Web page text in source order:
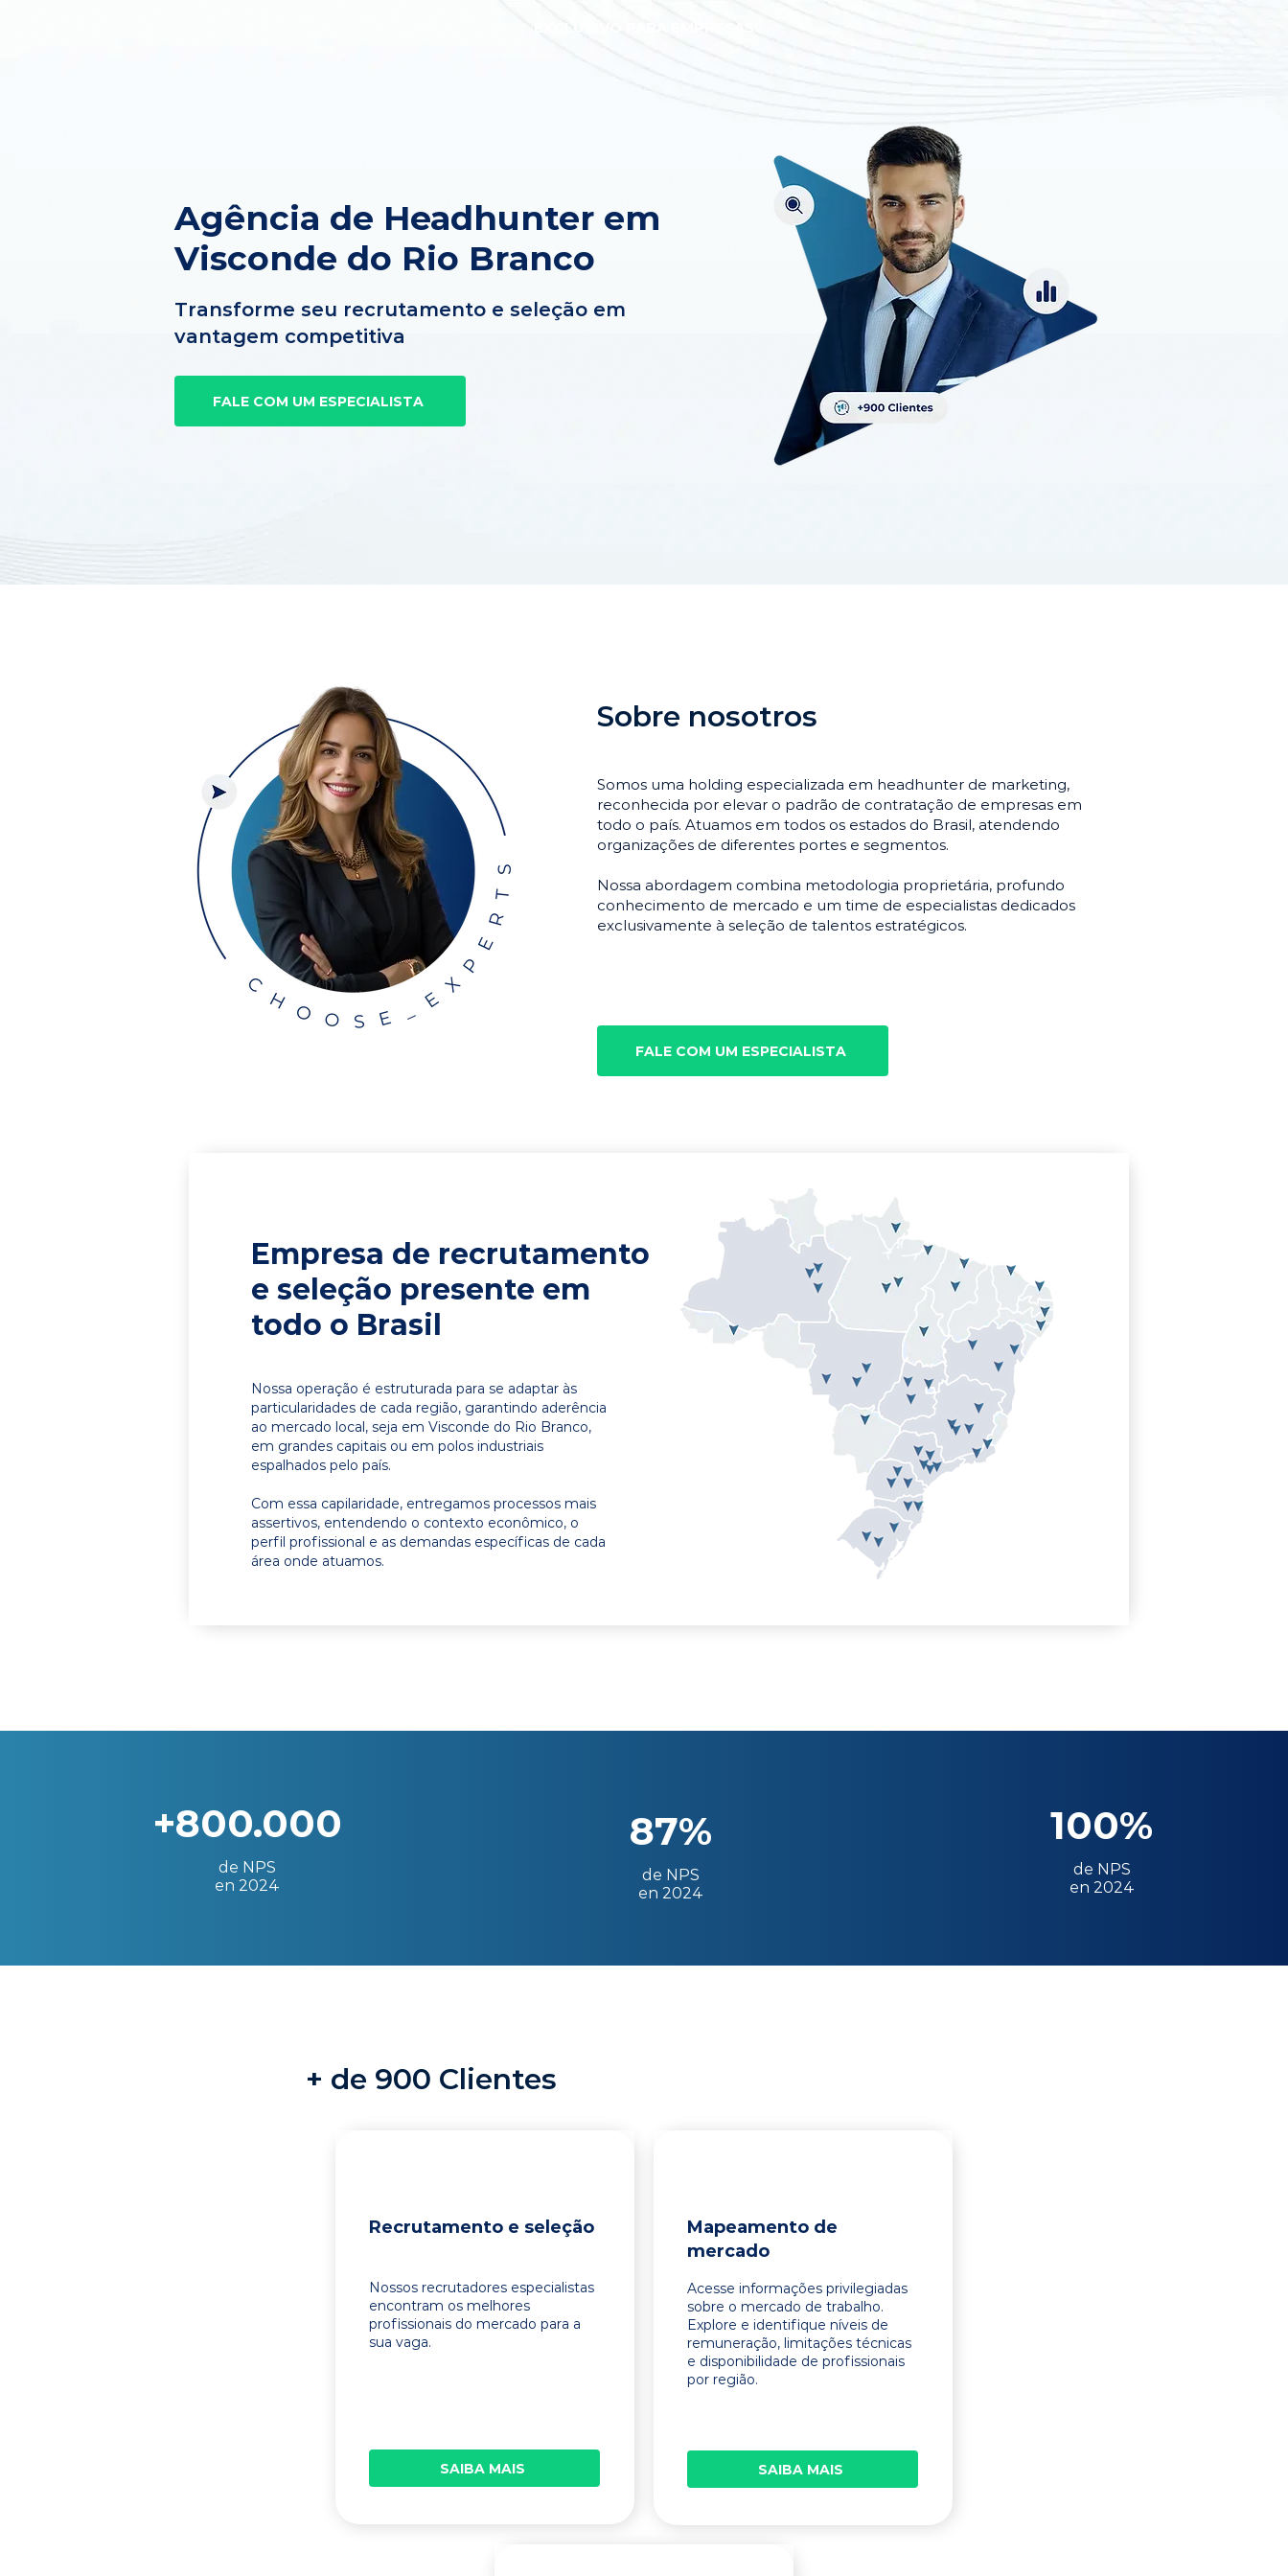
Agência de Headhunter em
Visconde do Rio Branco
Transforme seu recrutamento e seleção em
vantagem competitiva
FALE COM UM ESPECIALISTA
Sobre nosotros
Somos uma holding especializada em headhunter de marketing,
reconhecida por elevar o padrão de contratação de empresas em
todo o país. Atuamos em todos os estados do Brasil, atendendo
organizações de diferentes portes e segmentos.
Nossa abordagem combina metodologia proprietária, profundo
conhecimento de mercado e um time de especialistas dedicados
exclusivamente à seleção de talentos estratégicos.
FALE COM UM ESPECIALISTA
Empresa de recrutamento
e seleção presente em
todo o Brasil
Nossa operação é estruturada para se adaptar às
particularidades de cada região, garantindo aderência
ao mercado local, seja em Visconde do Rio Branco,
em grandes capitais ou em polos industriais
espalhados pelo país.
Com essa capilaridade, entregamos processos mais
assertivos, entendendo o contexto econômico, o
perfil profissional e as demandas específicas de cada
área onde atuamos.
+800.000
de NPS
en 2024
87%
de NPS
en 2024
100%
de NPS
en 2024
+ de 900 Clientes
Recrutamento e seleção
Nossos recrutadores especialistas
encontram os melhores
profissionais do mercado para a
sua vaga.
SAIBA MAIS
Mapeamento de
mercado
Acesse informações privilegiadas
sobre o mercado de trabalho.
Explore e identifique níveis de
remuneração, limitações técnicas
e disponibilidade de profissionais
por região.
SAIBA MAIS